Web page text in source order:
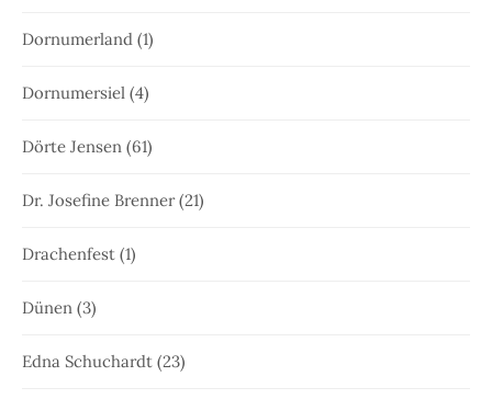
Dornumerland (1)
Dornumersiel (4)
Dörte Jensen (61)
Dr. Josefine Brenner(21)
Drachenfest (1)
Dünen (3)
Edna Schuchardt (23)